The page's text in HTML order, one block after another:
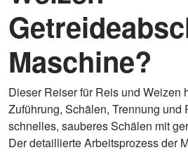
Maschine?
Dieser Reiser für Reis und Weizen
Zuführung, Schälen, Trennung und
schnelles, sauberes Schälen mit
Der detaillierte Arbeitsprozess der